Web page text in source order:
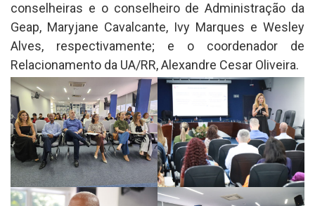
conselheiras e o conselheiro de Administração da
Geap, Maryjane Cavalcante, Ivy Marques e Wesley
Alves, respectivamente; e o coordenador de
Relacionamento da UA/RR, Alexandre Cesar Oliveira.